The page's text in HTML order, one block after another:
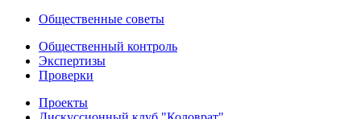
Общественные советы
Общественный контроль
Экспертизы
Проверки
Проекты